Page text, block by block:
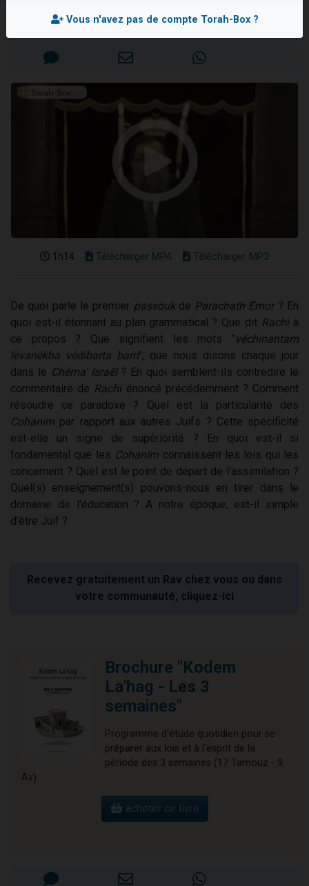
Il reste 49 places pour étudier en groupe sur Zoom
Rav Elie LEMMEL
Mis en ligne le Jeudi 24 Avril 2014
1h14 Télécharger MP4 Télécharger MP3
De quoi parle le premier passoukde Parachath Emor? En
quoi est-il étonnant au plan grammatical ? Que dit Rachià
ce propos ? Que signifient les mots " véchinantam
lévanékha védibarta bam", que nous disons chaque jour
dans le Chéma' Israël? En quoi semblent-ils contredire le
commentaire de Rachiénoncé précédemment ? Comment
résoudre ce paradoxe ? Quel est la particularité des
Cohanim par rapport aux autres Juifs ? Cette spécificité
est-elle un signe de supériorité ? En quoi est-il si
fondamental que les Cohanim connaissent les lois qui les
concernent ? Quel est le point de départ de l'assimilation ?
Quel(s) enseignement(s) pouvons-nous en tirer dans le
domaine de l'éducation ? A notre époque, est-il simple
d'être Juif ?
Recevez gratuitement un Rav chez vous ou dans
votre communauté, cliquez-ici
Brochure "Kodem
La'hag - Les 3
semaines"
Programme d'étude quotidien pour se
préparer aux lois et à l'esprit de la
période des 3 semaines (17 Tamouz - 9
Av)
acheter ce livre
Vous n'avez pas de compte Torah-Box ?